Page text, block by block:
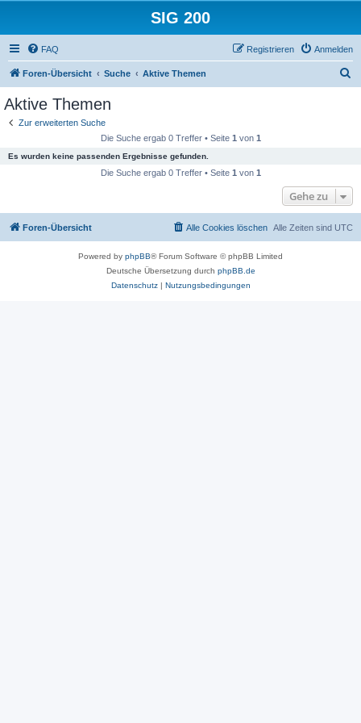
SIG 200
FAQ Anmelden
Registrieren
Foren-Übersicht Suche Aktive Themen
Aktive Themen
Zur erweiterten Suche
Die Suche ergab 0 Treffer • Seite 1 von 1
Es wurden keine passenden Ergebnisse gefunden.
Die Suche ergab 0 Treffer • Seite 1 von 1
Gehe zu
Foren-Übersicht Alle Zeiten sind UTC
Alle Cookies löschen
Powered by phpBB® Forum Software © phpBB Limited
Deutsche Übersetzung durch phpBB.de
Datenschutz| Nutzungsbedingungen